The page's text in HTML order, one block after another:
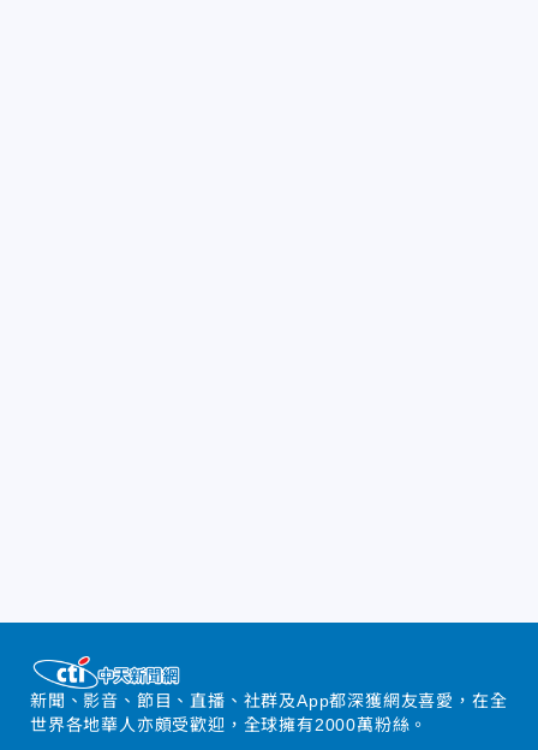
新聞、影音、節目、直播、社群及App都深獲網友喜愛，在全
世界各地華人亦頗受歡迎，全球擁有2000萬粉絲。